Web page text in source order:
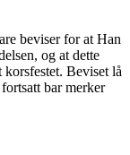
beviser for at Han
og at dette
korsfestet. Beviset lå
bar merker